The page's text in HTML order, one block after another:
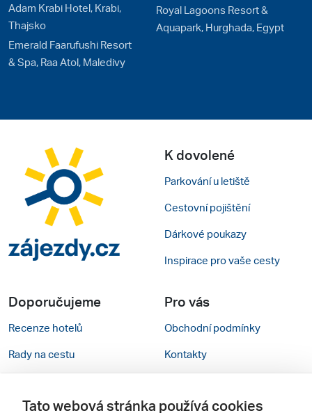
Adam Krabi Hotel, Krabi,
Thajsko
Emerald Faarufushi Resort
& Spa, Raa Atol, Maledivy
Royal Lagoons Resort &
Aquapark, Hurghada, Egypt
K dovolené
Parkování u letiště
Cestovní pojištění
Dárkové poukazy
Inspirace pro vaše cesty
Doporučujeme
Recenze hotelů
Rady na cestu
Zájazdy.sk
Pro vás
Obchodní podmínky
Kontakty
Verze webu pro PC
Tato webová stránka používá cookies